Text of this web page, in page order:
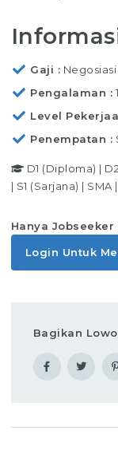
Gaji
Pengalaman
Level
Penempatan
D1 (Diploma) |
| S1 (Sarjana) | SMA |
Hanya
Login Untuk
Bagikan